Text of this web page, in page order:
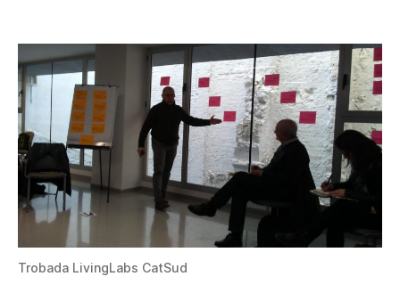
Trobada LivingLabs CatSud